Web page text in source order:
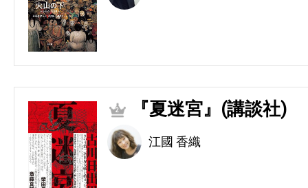
2 『夏迷宮』(講談社)
江國 香織